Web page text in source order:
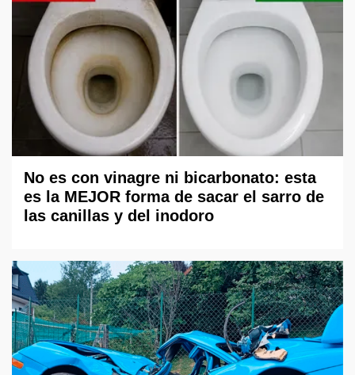
No es con vinagre ni bicarbonato: esta
es la MEJOR forma de sacar el sarro de
las canillas y del inodoro